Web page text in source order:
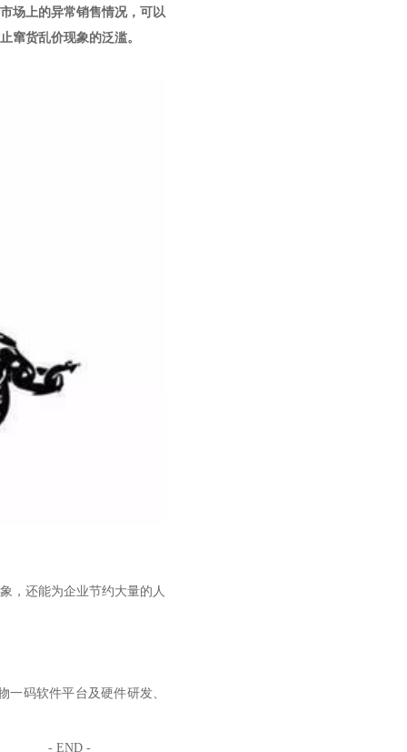
场上的异常销售情况，可以
窜货乱价现象的泛滥。
，还能为企业节约大量的人
一码软件平台及硬件研发、
- END -